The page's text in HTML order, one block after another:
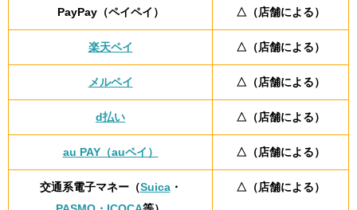
PayPay（ペイペイ） △（店舗による）
楽天ペイ △（店舗による）
メルペイ △（店舗による）
d払い △（店舗による）
au PAY（auペイ） △（店舗による）
交通系電子マネー（Suica・
△（店舗による）